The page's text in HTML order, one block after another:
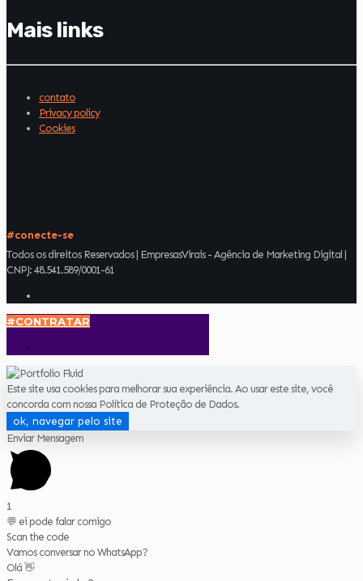
Mais links
contato
Privacy policy
Cookies
#conecte-se
Todos os direitos Reservados | EmpresasVirais - Agência de Marketing Digital |
CNPJ: 48.541.589/0001-61
#CONTRATAR
Este site usa cookies para melhorar sua experiência. Ao usar este site, você
concorda com nossa Política de Proteção de Dados.
ok, navegar pelo site
Enviar Mensagem
1
💬 ei pode falar comigo
Scan the code
Vamos conversar no WhatsApp?
Olá 👋